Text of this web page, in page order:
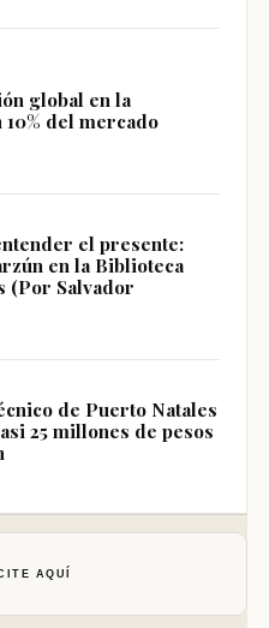
global en la
del mercado
el presente:
en la Biblioteca
(Por Salvador
de Puerto Natales
25 millones de pesos
AQUÍ